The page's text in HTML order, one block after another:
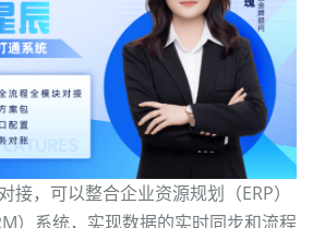
接，可以整合企业资源规划（ERP）
）系统，实现数据的实时同步和流程